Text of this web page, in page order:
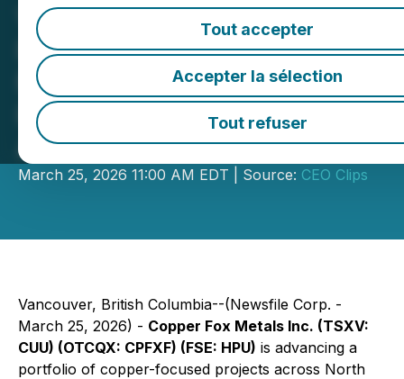
Tout accepter
Accepter la sélection
Tout refuser
Video - CEO Clips: Copper
Fox Metals Advances
Multi-Asset Copper
Portfolio Across North
America
March 25, 2026 11:00 AM EDT | Source: CEO Clips
Vancouver, British Columbia--(Newsfile Corp. -
March 25, 2026) - Copper Fox Metals Inc. (TSXV:
CUU) (OTCQX: CPFXF) (FSE: HPU) is advancing a
portfolio of copper-focused projects across North